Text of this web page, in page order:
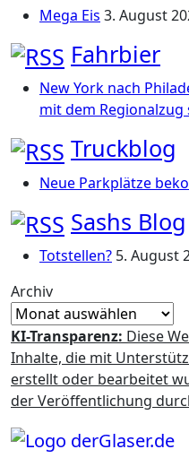
Mega Eis 3. August
Fahrbier
New York nach
mit dem
Truckblog
Neue Parkplätze
Sashs Blog
Totstellen? 5. August
Archiv
KI-Transparenz: Diese
Inhalte, die mit
erstellt oder bearbeitet
der Veröffentlichung